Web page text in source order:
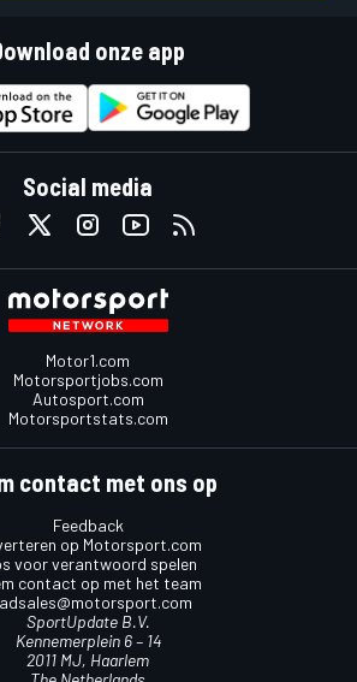
onze app
Social media
Motor1.com
Motorsportjobs.com
Autosport.com
Motorsportstats.com
contact met ons op
Feedback
op Motorsport.com
voor verantwoord spelen
contact op met het team
SportUpdate B.V.
Kennemerplein 6 – 14
2011 MJ, Haarlem